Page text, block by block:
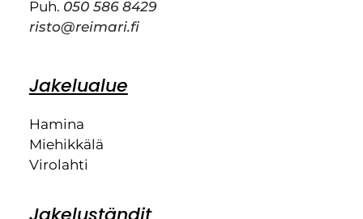
Puh. 050 586 8429
risto@reimari.fi
Jakelualue
Hamina
Miehikkälä
Virolahti